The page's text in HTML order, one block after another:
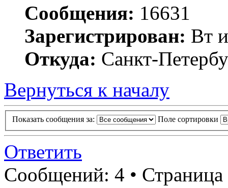
Сообщения: 16631
Зарегистрирован: Вт
Откуда: Санкт-
Вернуться к началу
Показать сообщения за: Поле сортировки
Ответить
Сообщений: 4 • Страница